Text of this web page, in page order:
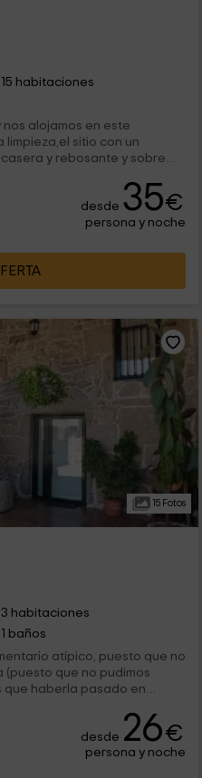
15 habitaciones
nos alojamos en este
sitio con un
y rebosante y sobre
personas que trabajan
hicieron sentir
encantaria regresar
desde 35€
persona y noche
15 Fotos
3 habitaciones
1 baños
atípico, puesto que no
que no pudimos
que haberla pasado en
olvidarnos del
puesto que a lo que
desde 26€
persona y noche